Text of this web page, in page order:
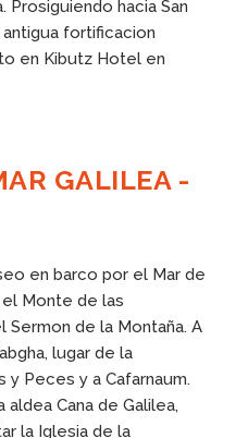
Prosiguiendo hacia San
antigua fortificacion
en Kibutz Hotel en
GALILEA -
en barco por el Mar de
el Monte de las
Sermon de la Montaña. A
lugar de la
Peces y a Cafarnaum.
Cana de Galilea,
la Iglesia de la